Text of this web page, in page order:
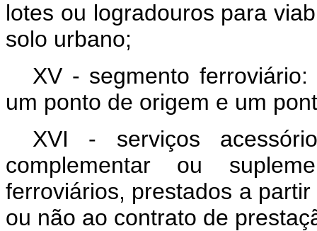
lotes ou logradouros para
solo urbano;
XV - segmento
um ponto de origem e um
XVI - serviços
complementar ou
ferroviários, prestados a
ou não ao contrato de